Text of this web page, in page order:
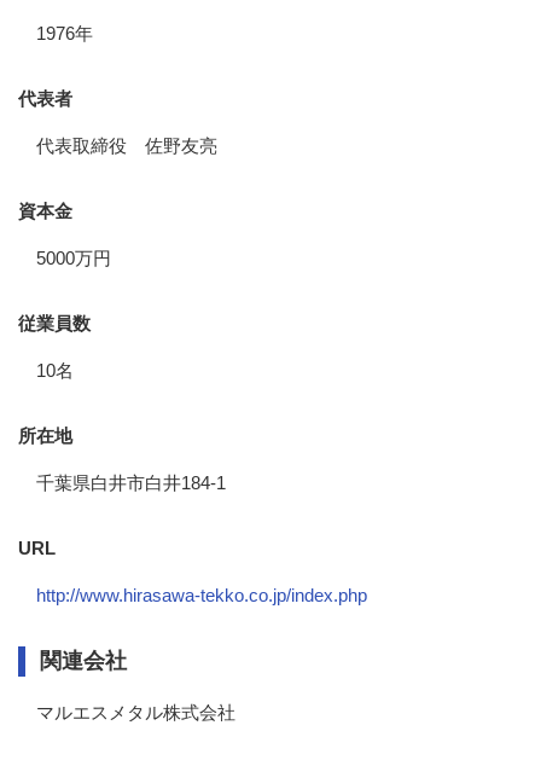
1976年
代表者
代表取締役 佐野友亮
資本金
5000万円
従業員数
10名
所在地
千葉県白井市白井184-1
URL
http://www.hirasawa-tekko.co.jp/index.php
関連会社
マルエスメタル株式会社